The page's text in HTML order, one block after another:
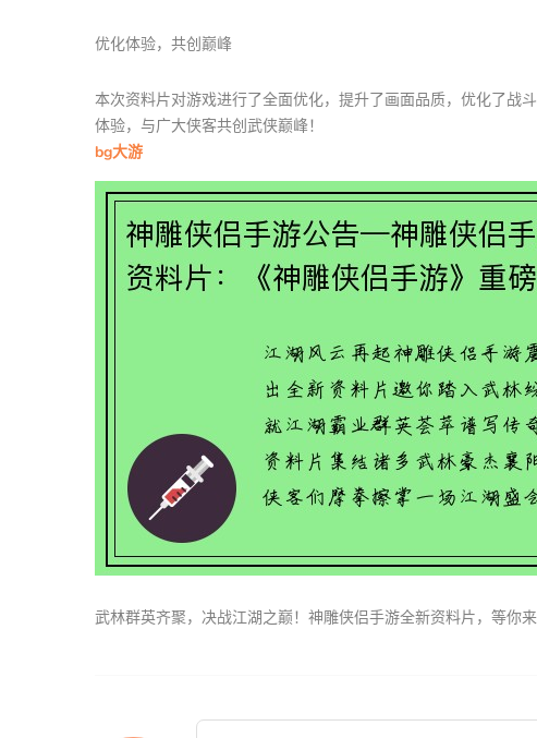
优化体验，共创巅峰
本次资料片对游戏进行了全面优化，提升了画面品质，优化了战
体验，与广大侠客共创武侠巅峰！
bg大游
武林群英齐聚，决战江湖之巅！神雕侠侣手游全新资料片，等你